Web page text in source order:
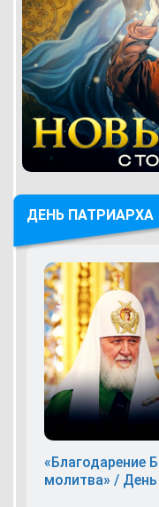
ДЕНЬ ПАТРИАРХА
«Благодарение
молитва» /